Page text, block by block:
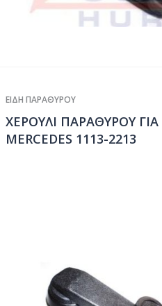
ΕΙΔΗ ΠΑΡΑΘΥΡΟΥ
ΧΕΡΟΥΛΙ ΠΑΡΑΘΥΡΟΥ ΓΙΑ
MERCEDES 1113-2213